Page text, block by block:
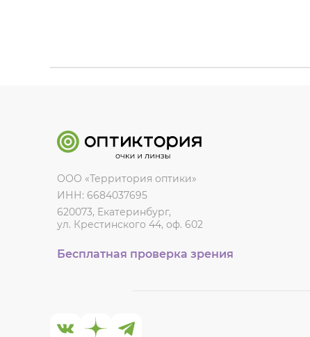
ООО «Территория оптики»
ИНН: 6684037695
620073, Екатеринбург,
ул. Крестинского 44, оф. 602
Бесплатная проверка зрения